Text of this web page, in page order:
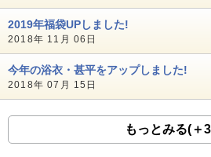
2019年福袋UPしました!
2018年 11月 06日
今年の浴衣・甚平をアップしました!
2018年 07月 15日
もっとみる(＋